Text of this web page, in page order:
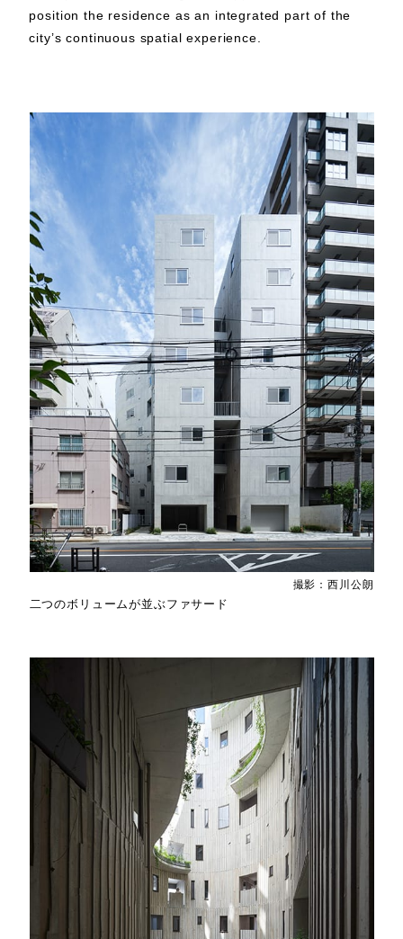
position the residence as an integrated part of the
city’s continuous spatial experience.
二つのボリュームが並ぶファサード
撮影：西川公朗